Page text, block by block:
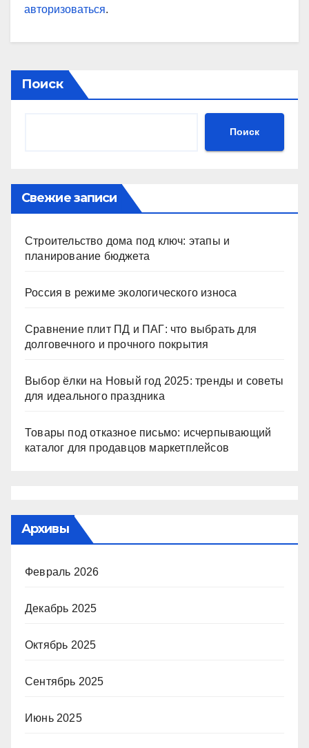
авторизоваться.
Поиск
Поиск
Свежие записи
Строительство дома под ключ: этапы и
планирование бюджета
Россия в режиме экологического износа
Сравнение плит ПД и ПАГ: что выбрать для
долговечного и прочного покрытия
Выбор ёлки на Новый год 2025: тренды и советы
для идеального праздника
Товары под отказное письмо: исчерпывающий
каталог для продавцов маркетплейсов
Архивы
Февраль 2026
Декабрь 2025
Октябрь 2025
Сентябрь 2025
Июнь 2025